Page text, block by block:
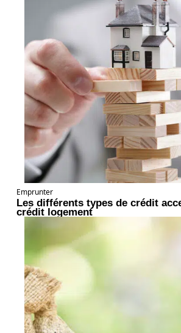
Emprunter
Les différents types de crédit
crédit logement